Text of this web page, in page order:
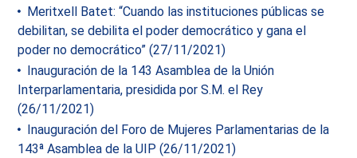
Meritxell Batet: “Cuando las instituciones públicas se
debilitan, se debilita el poder democrático y gana el
poder no democrático” (27/11/2021)
Inauguración de la 143 Asamblea de la Unión
Interparlamentaria, presidida por S.M. el Rey
(26/11/2021)
Inauguración del Foro de Mujeres Parlamentarias de la
143ª Asamblea de la UIP (26/11/2021)